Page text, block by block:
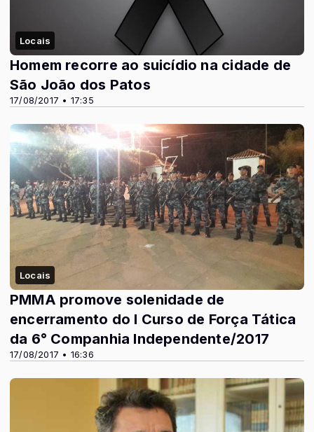
Locais
17/08/2017 • 17:35
Homem recorre ao suicídio na cidade de
São João dos Patos
Locais
17/08/2017 • 16:36
PMMA promove solenidade de
encerramento do I Curso de Força Tática
da 6° Companhia Independente/2017